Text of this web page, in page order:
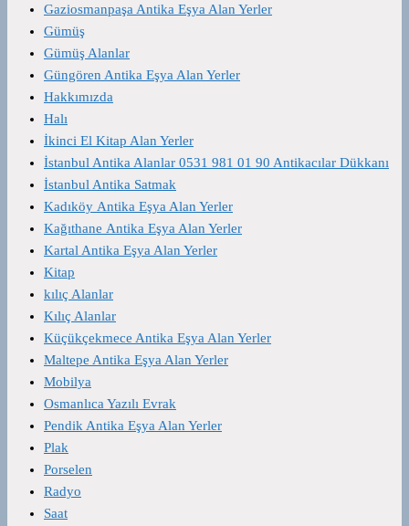
Gaziosmanpaşa Antika Eşya Alan Yerler
Gümüş
Gümüş Alanlar
Güngören Antika Eşya Alan Yerler
Hakkımızda
Halı
İkinci El Kitap Alan Yerler
İstanbul Antika Alanlar 0531 981 01 90 Antikacılar Dükkanı
İstanbul Antika Satmak
Kadıköy Antika Eşya Alan Yerler
Kağıthane Antika Eşya Alan Yerler
Kartal Antika Eşya Alan Yerler
Kitap
kılıç Alanlar
Kılıç Alanlar
Küçükçekmece Antika Eşya Alan Yerler
Maltepe Antika Eşya Alan Yerler
Mobilya
Osmanlıca Yazılı Evrak
Pendik Antika Eşya Alan Yerler
Plak
Porselen
Radyo
Saat